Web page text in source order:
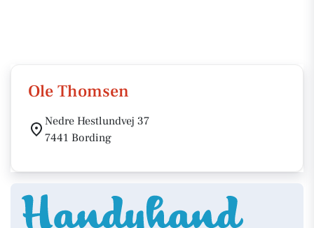
Ole Thomsen
Nedre Hestlundvej 37
7441 Bording